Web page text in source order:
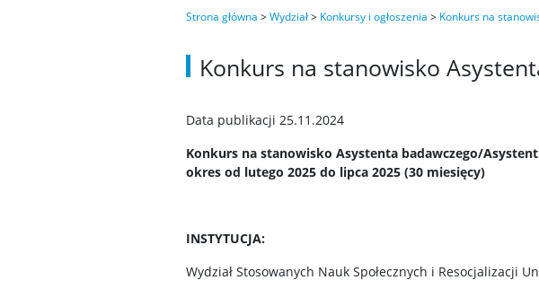
Strona główna >Wydział> Konkursy i ogłoszenia > Konkurs na
Konkurs na stanowisko
Data publikacji 25.11.2024
Konkurs na stanowisko Asystenta badawczego/
okres od lutego 2025 do lipca 2025 (30 miesięcy)
INSTYTUCJA:
Wydział Stosowanych Nauk Społecznych i Resocjalizacji